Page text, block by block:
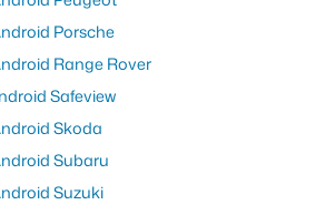
Porsche
Range Rover
Safeview
Skoda
Subaru
Suzuki